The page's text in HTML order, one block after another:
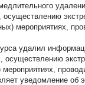
мероприятиях,
удалил
уведомление об